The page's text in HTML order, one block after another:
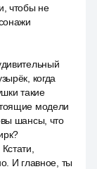
чтобы не
когда
такие
модели
шансы, что
И главное, ты